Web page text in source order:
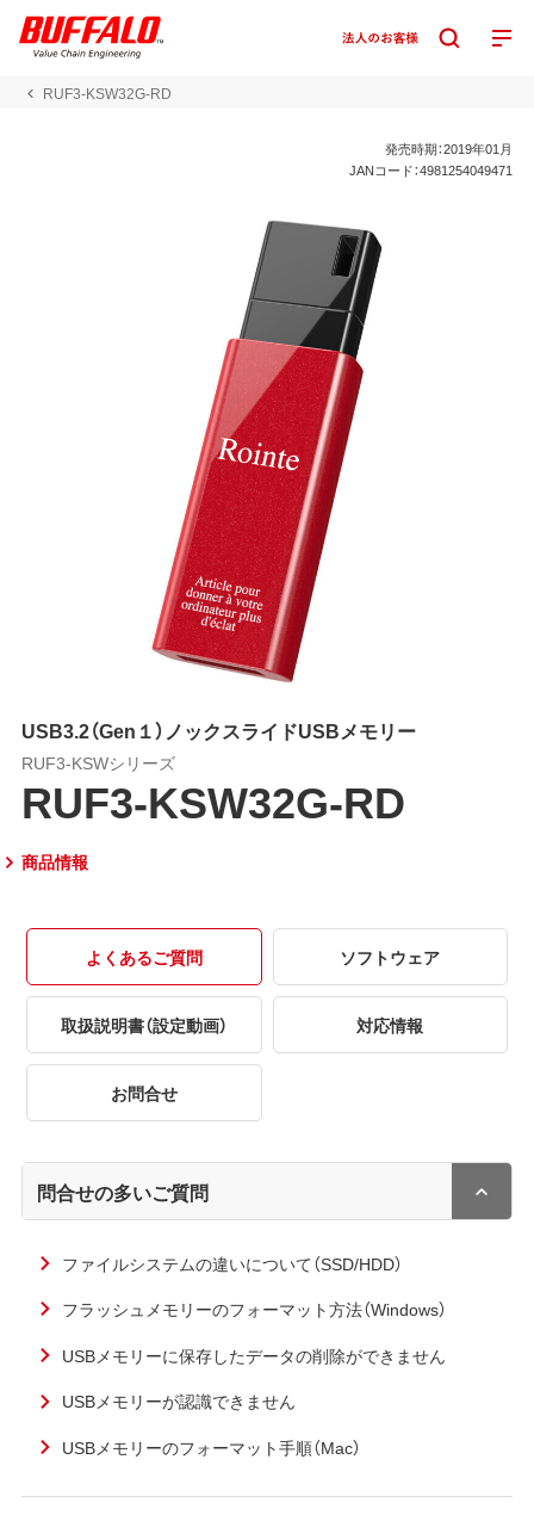
RUF3-KSW32G-RD
発売時期：2019年01月
JANコード：4981254049471
USB3.2（Gen１）ノックスライドUSBメモリー
RUF3-KSWシリーズ
RUF3-KSW32G-RD
商品情報
よくあるご質問 ソフトウェア
取扱説明書（設定動画） 対応情報
お問合せ
問合せの多いご質問
ファイルシステムの違いについて（SSD/HDD）
フラッシュメモリーのフォーマット方法（Windows）
USBメモリーに保存したデータの削除ができません
USBメモリーが認識できません
USBメモリーのフォーマット手順（Mac）